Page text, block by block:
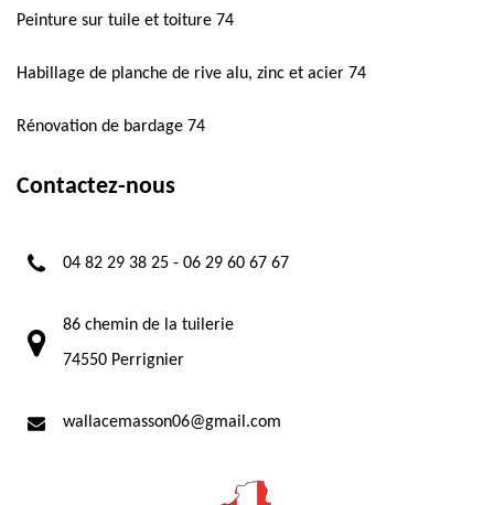
Peinture sur tuile et toiture 74
Habillage de planche de rive alu, zinc et acier 74
Rénovation de bardage 74
Contactez-nous
04 82 29 38 25 - 06 29 60 67 67
86 chemin de la tuilerie
74550 Perrignier
wallacemasson06@gmail.com